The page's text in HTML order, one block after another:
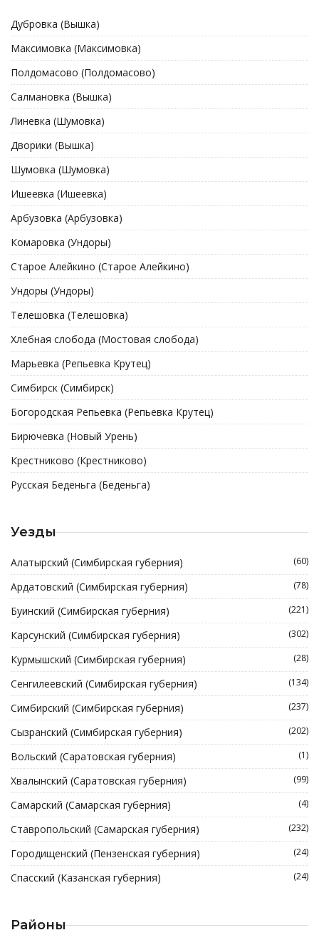
Дубровка (Вышка)
Максимовка (Максимовка)
Полдомасово (Полдомасово)
Салмановка (Вышка)
Линевка (Шумовка)
Дворики (Вышка)
Шумовка (Шумовка)
Ишеевка (Ишеевка)
Арбузовка (Арбузовка)
Комаровка (Ундоры)
Старое Алейкино (Старое Алейкино)
Ундоры (Ундоры)
Телешовка (Телешовка)
Хлебная слобода (Мостовая слобода)
Марьевка (Репьевка Крутец)
Симбирск (Симбирск)
Богородская Репьевка (Репьевка Крутец)
Бирючевка (Новый Урень)
Крестниково (Крестниково)
Русская Беденьга (Беденьга)
Уезды
Алатырский (Симбирская губерния) (60)
Ардатовский (Симбирская губерния) (78)
Буинский (Симбирская губерния) (221)
Карсунский (Симбирская губерния) (302)
Курмышский (Симбирская губерния) (28)
Сенгилеевский (Симбирская губерния) (134)
Симбирский (Симбирская губерния) (237)
Сызранский (Симбирская губерния) (202)
Вольский (Саратовская губерния) (1)
Хвалынский (Саратовская губерния) (99)
Самарский (Самарская губерния) (4)
Ставропольский (Самарская губерния) (232)
Городищенский (Пензенская губерния) (24)
Спасский (Казанская губерния) (24)
Районы